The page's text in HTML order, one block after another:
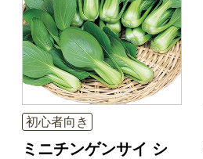
初心者向き
ミニチンゲンサイ シ